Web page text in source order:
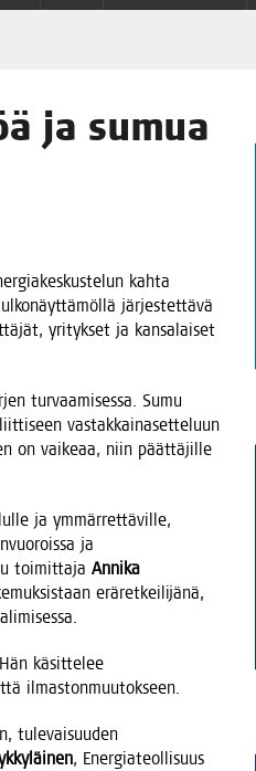
ja sumua
kah­ta
jär­jes­tet­tä­vä
yri­tyk­set ja kan­sa­lai­set
tur­vaa­mi­ses­sa. Sumu
vas­tak­kai­na­set­te­luun
on vai­ke­aa, niin päät­tä­jil­le
ja ymmär­ret­tä­vil­le,
ja
toi­mit­ta­ja Anni­ka
erä­ret­kei­li­jä­nä,
käsit­te­lee
ilmastonmuutokseen.
tule­vai­suu­den
, Ener­gia­teol­li­suus